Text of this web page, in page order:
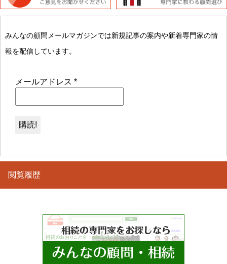
みんなの顧問メールマガジンでは新規記事の案内や新着専門家の情
報を配信しています。
メールアドレス *
閲覧履歴